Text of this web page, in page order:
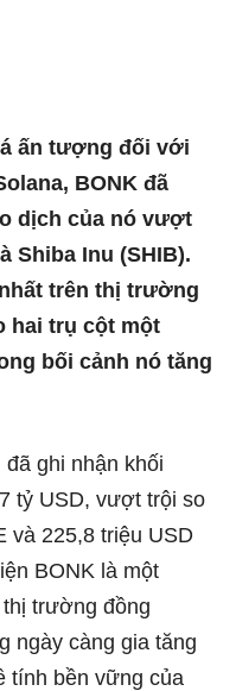
ấn tượng đối với
BONK đã
dịch của nó vượt
Shiba Inu (SHIB).
trên thị trường
hai trụ cột một
bối cảnh nó tăng
ghi nhận khối
tỷ USD, vượt trội so
và 225,8 triệu USD
BONK là một
trường đồng
ngày càng gia tăng
tính bền vững của